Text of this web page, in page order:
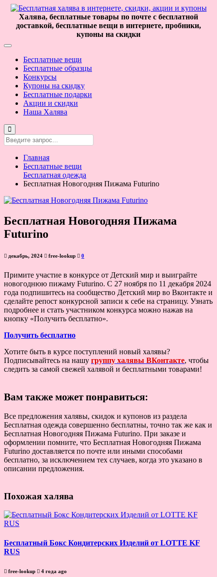
Халява, бесплатные товары по почте с бесплатной
доставкой, бесплатные вещи в интернете, пробники,
купоны на скидки
Бесплатные вещи
Бесплатные образцы
Конкурсы
Купоны на скидку
Бесплатные подарки
Акции и скидки
Наша Халява
Главная
Бесплатные вещи
Бесплатная одежда
Бесплатная Новогодняя Пижама Futurino
Бесплатная Новогодняя Пижама
Futurino
декабрь, 2024 free-lookup 0
Примите участие в конкурсе от Детский мир и выиграйте
новогоднюю пижаму Futurino. С 27 ноября по 11 декабря 2024
года подпишитесь на сообщество Детский мир во Вконтакте и
сделайте репост конкурсной записи к себе на страницу. Узнать
подробнее и стать участником конкурса можно нажав на
кнопку «Получить бесплатно».
Получить бесплатно
Хотите быть в курсе поступлений новый халявы?
Подписывайтесь на нашу группу халявы ВКонтакте, чтобы
следить за самой свежей халявой и бесплатными товарами!
Вам также может понравиться:
Все предложения халявы, скидок и купонов из раздела
Бесплатная одежда совершенно бесплатны, точно так же как и
Бесплатная Новогодняя Пижама Futurino. При заказе и
оформлении помните, что Бесплатная Новогодняя Пижама
Futurino доставляется по почте или иными способами
бесплатно, за исключением тех случаев, когда это указано в
описании предложения.
Похожая халява
Бесплатный Бокс Кондитерских Изделий от LOTTE KF
RUS
free-lookup 4 года ago